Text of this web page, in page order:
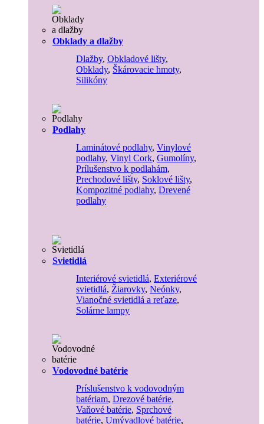
Obklady a dlažby
Dlažby, Obkladové lišty,
Obklady, Škárovacie hmoty,
Silikóny
Podlahy
Laminátové podlahy, Vinylové
podlahy, Vinyl Cork, Gumolíny,
Prílušenstvo k podlahám,
Prechodové lišty, Soklové lišty,
Kompozitné podlahy, Drevené
podlahy
Svietidlá
Interiérové svietidlá, Exteriérové
svietidlá, Žiarovky, Neónky,
Vianočné svietidlá a reťaze,
Solárne lampy
Vodovodné batérie
Príslušenstvo k vodovodným
batériam, Drezové batérie,
Vaňové batérie, Sprchové
batérie, Umývadlové batérie,